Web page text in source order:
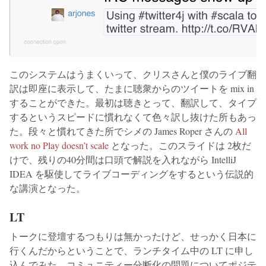
このシステムはうまくいって、クリスさんと僕のライブ翻
訳は即座に表示して、たまに聴衆からのツイートを mix in
することができた。最初は聴きとって、翻訳して、タイプ
するというスピードに慣れなくて色々訳し抜けた所もあっ
た。段々と慣れてきた所でシメの James Roper さんのAll
work no Play doesn’t scale となった。このスライドは 2枚だ
けで、残りの40分間は口頭で解説を入れながら IntelliJ
IDEA を駆使してライブコーディングをするという伝説的
な講演となった。
LT
トークに登壇するつもりは無かったけど、せっかく日本に
行くんだからということで、ランチタイム中の LT に申し